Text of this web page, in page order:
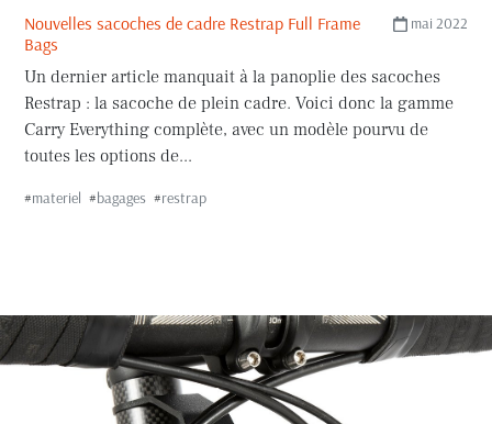
mai 2022
Nouvelles sacoches de cadre Restrap Full Frame
Bags
Un dernier article manquait à la panoplie des sacoches
Restrap : la sacoche de plein cadre. Voici donc la gamme
Carry Everything complète, avec un modèle pourvu de
toutes les options de...
#materiel #bagages #restrap